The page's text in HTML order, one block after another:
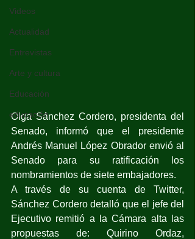
Videos
Actualidad
Entrevistas
Arte y cultura
Educación
educación
Olga Sánchez Cordero, presidenta del
Senado, informó que el presidente
Andrés Manuel López Obrador envió al
Senado para su ratificación los
nombramientos de siete embajadores.
A través de su cuenta de Twitter,
Sánchez Cordero detalló que el jefe del
Ejecutivo remitió a la Cámara alta las
propuestas de: Quirino Ordaz,